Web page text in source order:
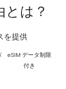
とは？
を提供
eSIM データ制限
付き